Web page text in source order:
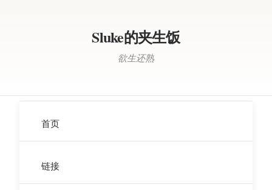
Sluke的夹生饭
欲生还熟
首页
链接